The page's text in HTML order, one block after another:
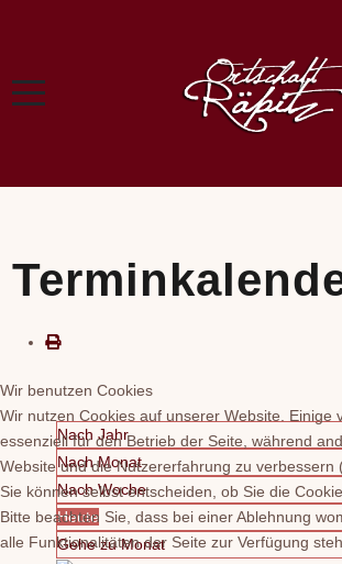
Nach Jahr
Nach Monat
Nach Woche
Heute
Gehe zu Monat
Wir benutzen Cookies
Wir nutzen Cookies auf unserer Website. Einige
essenziell für den Betrieb der Seite, während
Website und die Nutzererfahrung zu verbessern
Sie können selbst entscheiden, ob Sie die
Bitte beachten Sie, dass bei einer Ablehnung
alle Funktionalitäten der Seite zur Verfügung